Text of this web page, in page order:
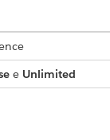
e Unlimited